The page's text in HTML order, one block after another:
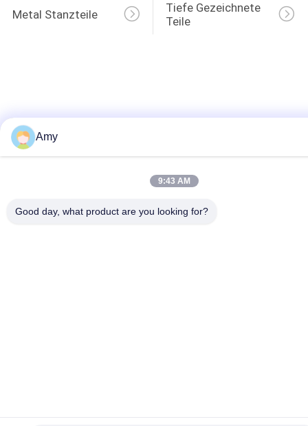
Metal Stanzteile
Tiefe Gezeichnete
Teile
Amy
9:43 AM
Good day, what product are you looking for?